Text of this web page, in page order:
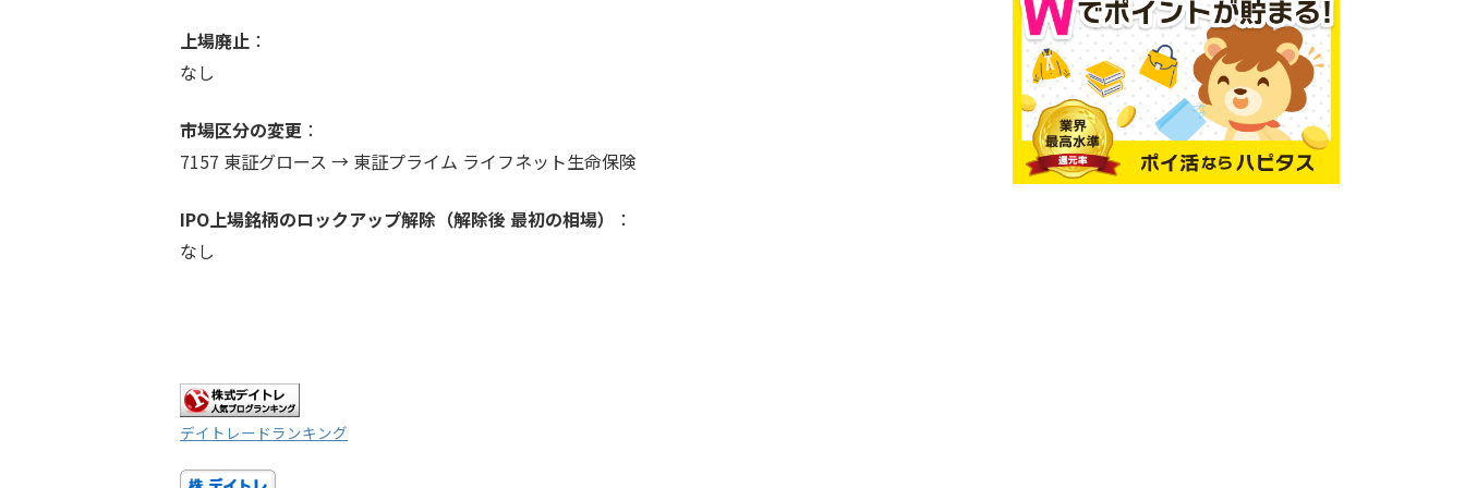
上場廃止 ：
なし
市場区分の変更 ：
7157 東証グロース → 東証プライム ライフネット生命保険
IPO上場銘柄のロックアップ解除（解除後 最初の相場）
：
なし
デイトレードランキング